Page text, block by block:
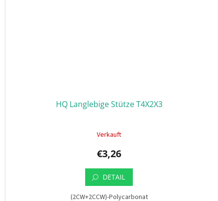
HQ Langlebige Stütze T4X2X3
Verkauft
€3,26
DETAIL
(2CW+2CCW)-Polycarbonat